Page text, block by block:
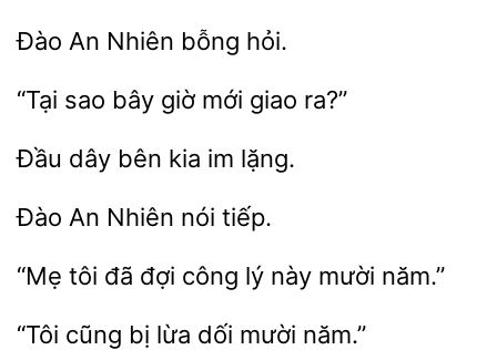
An hỏi.
“Tại sao giờ mới
dây kia lặng.
Đào An
“Mẹ đã đợi công mười năm.”
“Tôi cũng dối mười